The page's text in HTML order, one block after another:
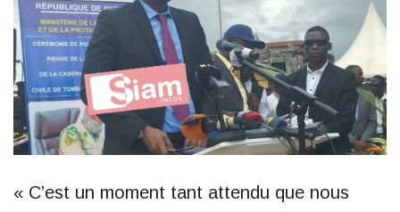
« C’est un moment tant attendu que nous